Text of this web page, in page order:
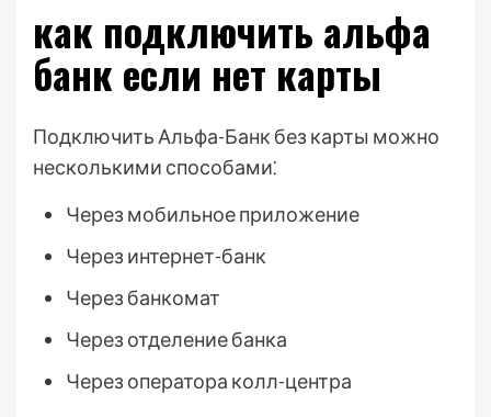
как подключить альфа
банк если нет карты
Подключить Альфа-Банк без карты можно
несколькими способами⁚
Через мобильное приложение
Через интернет-банк
Через банкомат
Через отделение банка
Через оператора колл-центра